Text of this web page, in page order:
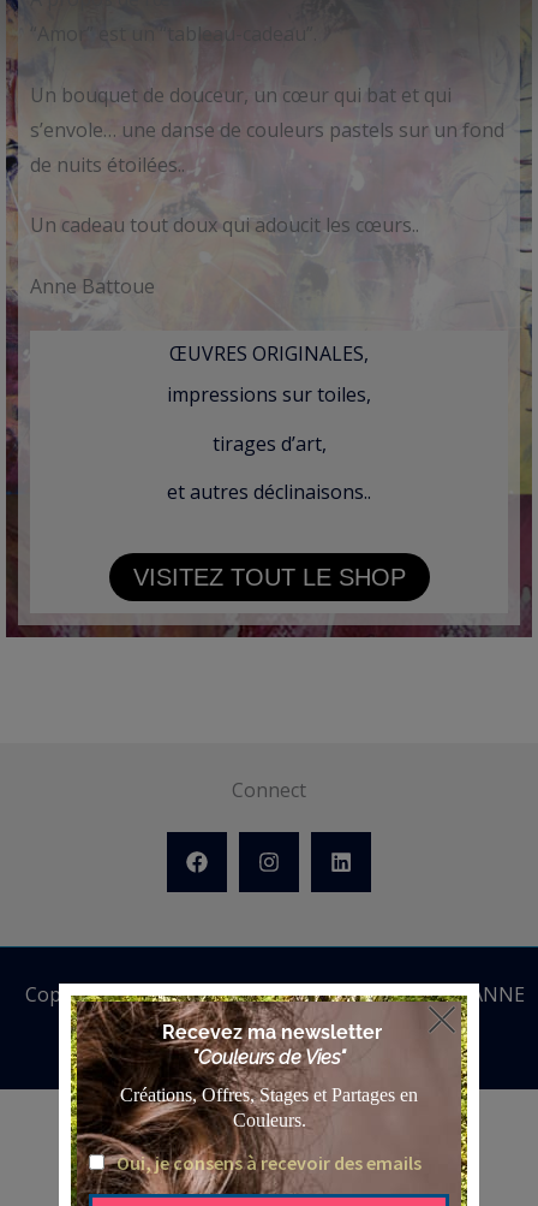
“Amor” est un “tableau-cadeau”.
Un bouquet de douceur, un cœur qui bat et qui
s’envole… une danse de couleurs pastels sur un fond
de nuits étoilées..
Un cadeau tout doux qui adoucit les cœurs..
Anne Battoue
ŒUVRES ORIGINALES,
impressions sur toiles,
tirages d’art,
et autres déclinaisons..
VISITEZ TOUT LE SHOP
Connect
Copyright © 2026 ANNE BATTOUE | Powered by ANNE
BATTOUE